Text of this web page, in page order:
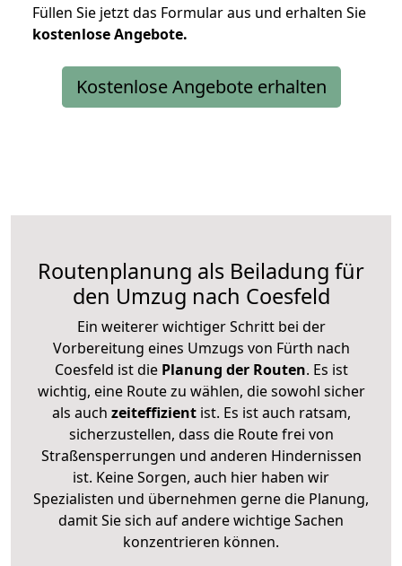
Füllen Sie jetzt das Formular aus und erhalten Sie
kostenloseAngebote.
Kostenlose Angebote erhalten
Routenplanung als Beiladung für
den Umzug nach Coesfeld
Ein weiterer wichtiger Schritt bei der
Vorbereitung eines Umzugs von Fürth nach
Coesfeld ist diePlanung der Routen. Es ist
wichtig, eine Route zu wählen, die sowohl sicher
als auch zeiteffizientist. Es ist auch ratsam,
sicherzustellen, dass die Route frei von
Straßensperrungen und anderen Hindernissen
ist. Keine Sorgen, auch hier haben wir
Spezialisten und übernehmen gerne die Planung,
damit Sie sich auf andere wichtige Sachen
konzentrieren können.